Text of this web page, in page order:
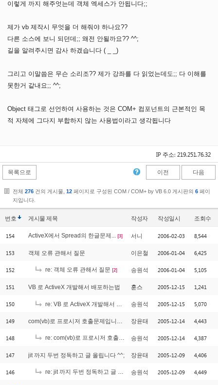
이렇게 까지 해주엇는데 객체 엑세스가 안됩니다;;
제가 vb 제작시 무엇을 더 해줘야 하나요??
다른 소스에 보니 되던데;; 왜전 안될까요?? ^^;
길을 알려주시면 감사 하겠습니다 ( _ _)
그리고 이말씀은 무슨 소리조?? 제가 강좌를 다 읽었는데도;; 다 이해를
못한거 같내요;; ^^;
Object 태그로 선언하여 사용하는 것은 COM+ 컴포넌트의 근본적인 목
적 자체에 그다지 부합하지 않는 사용법이라고 생각됩니다
IP 주소: 219.251.76.32
목록으로 이전 다음
전체 276 건의 게시물, 12 페이지로 구성된 COM / COM+ by VB 6.0 게시판의 6 페이
지입니다.
번호 게시물제목 작성자 작성일시 조회수
154 ActiveX에서 Spread의 한글문제... [3] 서니 2006-02-03 8,544
153 객체 오류 관해서 질문 이은철 2006-01-04 6,425
152 re: 객체 오류 관해서 질문 [2] 송원석 2006-01-04 5,105
151 VB 로 ActiveX 개발해서 배포하는법 훈스 2005-12-15 1,241
150 re: VB 로 ActiveX 개발해서 배포하는법 송원석 2005-12-15 5,070
149 com(vb)로 프로시저 호출문제입니다. 파라미터 전달 장윤태 2005-12-14 4,443
148 re: com(vb)로 프로시저 호출문제입니다. 파라미터 전달 송원석 2005-12-14 4,387
147 jit 까지 두번 정독하고 글 올립니다 ^^; 장윤태 2005-12-09 4,406
146 re: jit 까지 두번 정독하고 글 올립니다 ^^; 송원석 2005-12-09 4,449